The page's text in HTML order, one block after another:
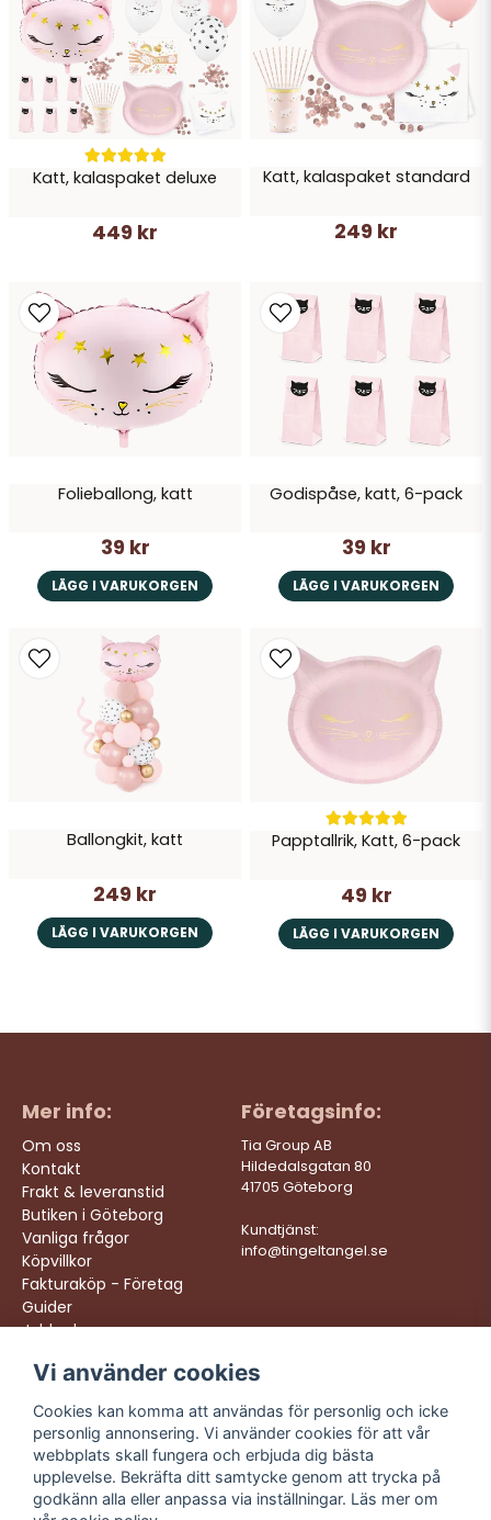
Katt, kalaspaket deluxe
449 kr
Katt, kalaspaket standard
249 kr
Folieballong, katt
39 kr
LÄGG I VARUKORGEN
Godispåse, katt, 6-pack
39 kr
LÄGG I VARUKORGEN
Ballongkit, katt
249 kr
LÄGG I VARUKORGEN
Papptallrik, Katt, 6-pack
49 kr
LÄGG I VARUKORGEN
Mer info:
Om oss
Kontakt
Frakt & leveranstid
Butiken i Göteborg
Vanliga frågor
Köpvillkor
Fakturaköp - Företag
Guider
Jobba hos oss
Företagsinfo:
Tia Group AB
Hildedalsgatan 80
41705 Göteborg
Kundtjänst:
info@tingeltangel.se
Följ oss:
Instagram
Facebook
TikTok
YouTube
Vi levererar:
Snabba leveranser
Trygga köp
Fri frakt över 499:-
Trevlig kundtjänst
Vi använder cookies
Cookies kan komma att användas för personlig och icke
personlig annonsering. Vi använder cookies för att vår
webbplats skall fungera och erbjuda dig bästa
upplevelse. Bekräfta ditt samtycke genom att trycka på
godkänn alla eller anpassa via inställningar. Läs mer om